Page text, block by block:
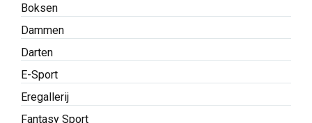
Boksen
Dammen
Darten
E-Sport
Eregallerij
Fantasy Sport